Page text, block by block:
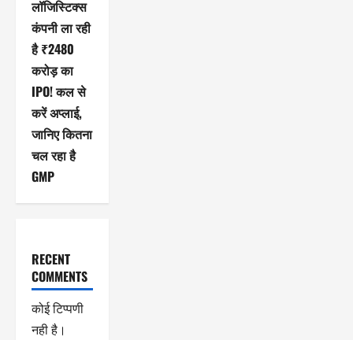
लॉजिस्टिक्स
कंपनी ला रही
है ₹2480
करोड़ का
IPO! कल से
करें अप्लाई,
जानिए कितना
चल रहा है
GMP
RECENT
COMMENTS
कोई टिप्पणी
नही है।